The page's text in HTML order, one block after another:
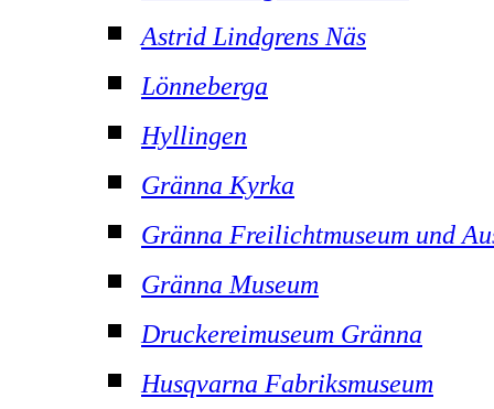
Astrid Lindgrens Näs
Lönneberga
Hyllingen
Gränna Kyrka
Gränna Freilichtmuseum und
Gränna Museum
Druckereimuseum Gränna
Husqvarna Fabriksmuseum